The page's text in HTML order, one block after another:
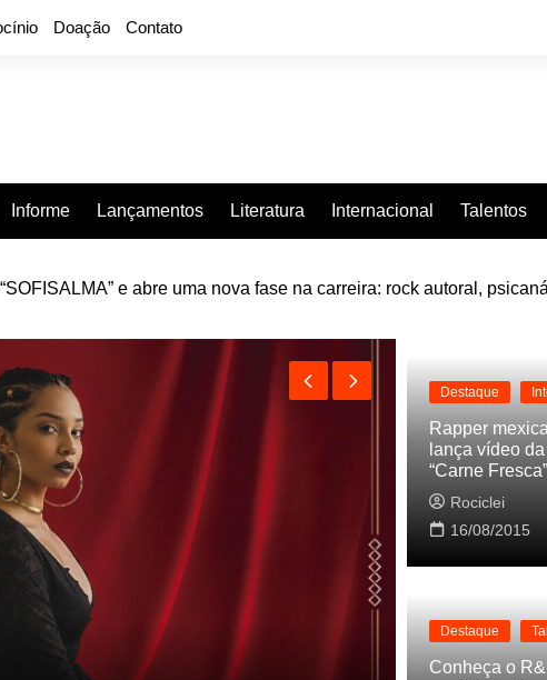
Doação Contato
Informe Lançamentos Literatura Internacional Talentos
“Projeção”, de 2010, nas plataformas digitais
Destaque
Destaque
Rapper
lança vídeo
“Carne Fresca”
Rociclei
16/08/2015
Destaque
Conheça o